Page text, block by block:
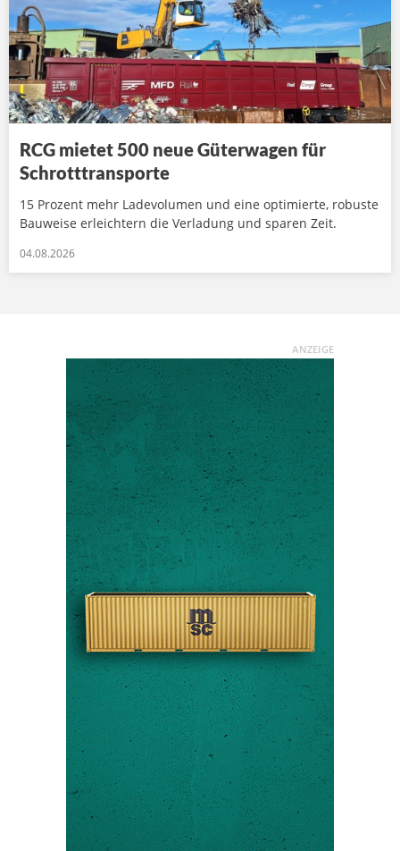
RCG mietet 500 neue Güterwagen für
Schrotttransporte
15 Prozent mehr Ladevolumen und eine optimierte, robuste
Bauweise erleichtern die Verladung und sparen Zeit.
04.08.2026
ANZEIGE